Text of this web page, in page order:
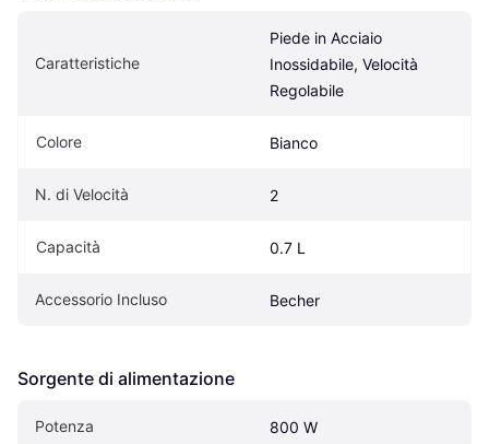
Caratteristiche
Piede in Acciaio
Inossidabile, Velocità
Regolabile
Colore Bianco
N. di Velocità 2
Capacità 0.7 L
Accessorio Incluso Becher
Sorgente di alimentazione
Potenza 800 W